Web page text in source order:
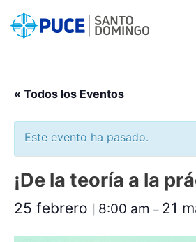
« Todos los Eventos
Este evento ha pasado.
¡De la teoría a la
25 febrero 8:00 am – 21